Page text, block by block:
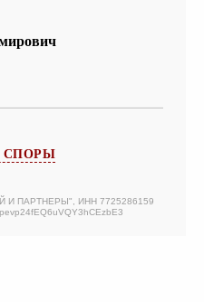
СПОРЫ
И ПАРТНЕРЫ", ИНН 7725286159